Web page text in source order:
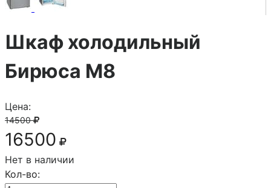
Шкаф холодильный
Бирюса М8
Цена:
14500
16500
Нет в наличии
Кол-во: